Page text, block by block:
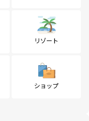
リゾート
ショップ